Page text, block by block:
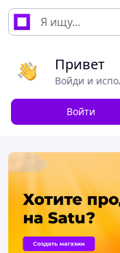
Привет
Войди и
Войти